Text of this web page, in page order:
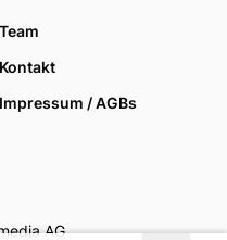
Team
Kontakt
Impressum / AGBs
AG